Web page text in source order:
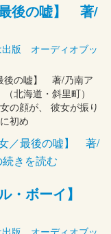
後の嘘】 著/
出版 オーディオブッ
後の嘘】 著/乃南ア
北海道・斜里町）
の顔が、 彼女が振り
初め
／最後の嘘】 著/
きを読む
・ボーイ】
出版 オーディオブッ